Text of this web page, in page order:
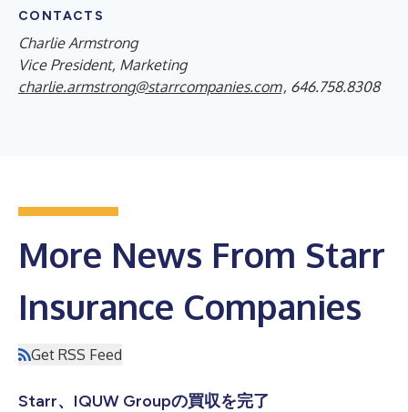
CONTACTS
Charlie Armstrong
Vice President, Marketing
charlie.armstrong@starrcompanies.com, 646.758.8308
More News From Starr
Insurance Companies
Get RSS Feed
Starr、IQUW Groupの買収を完了